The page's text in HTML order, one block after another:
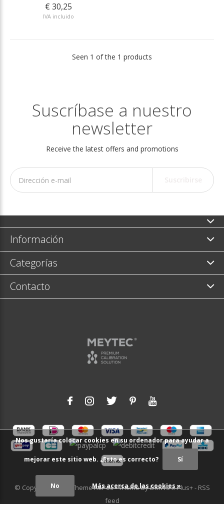
€ 30,25
IVA incluido
Seen 1 of the 1 products
Suscríbase a nuestro
newsletter
Receive the latest offers and promotions
Información
Categorías
Contacto
© Copyright2026 - Theme RePos - Theme ByDMWSxPlus+- RSS
feed
Nos gustaría colocar cookies en su ordenador para ayudar a
mejorar este sitio web. ¿Esto es correcto? Sí
No Más acerca de las cookies »